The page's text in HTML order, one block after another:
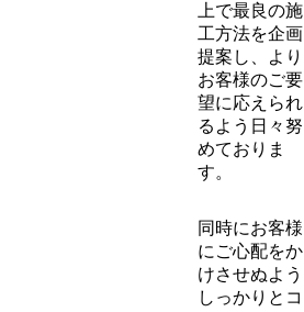
わたしたちは
建築改修工事
において、た
だ規格どおり
に施工するだ
けの作業サー
ビスだけでな
や周囲環境な
ども考慮した
上で最良の施
工方法を企画